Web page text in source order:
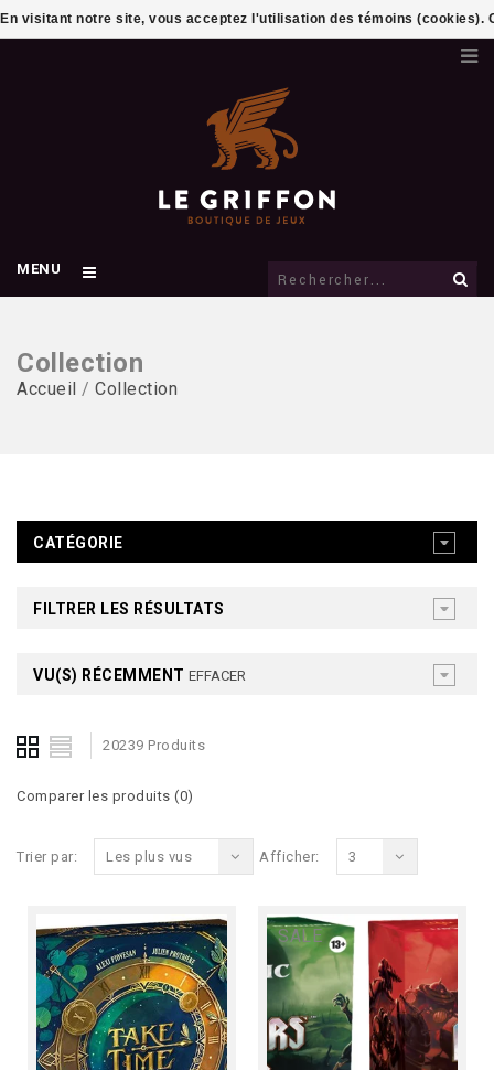
MENU
Collection
Accueil / Collection
CATÉGORIE
FILTRER LES RÉSULTATS
VU(S) RÉCEMMENT EFFACER
20239 Produits
Comparer les produits (0)
Trier par: Les plus vus Afficher: 3
SALE
En visitant notre site, vous acceptez l'utilisation des témoins